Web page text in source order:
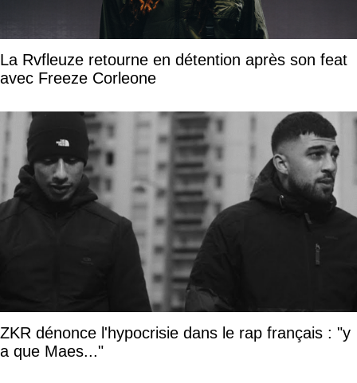
La Rvfleuze retourne en détention après son feat
avec Freeze Corleone
ZKR dénonce l'hypocrisie dans le rap français : "y
a que Maes..."